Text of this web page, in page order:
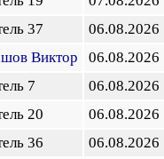
37
06.08.2026
Виктор
06.08.2026
7
06.08.2026
20
06.08.2026
36
06.08.2026